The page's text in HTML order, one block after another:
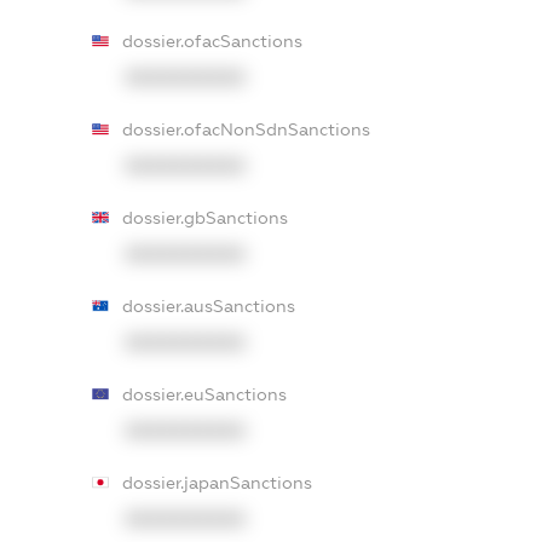
dossier.ofacSanctions
dossier.ofacNonSdnSanctions
dossier.gbSanctions
dossier.ausSanctions
dossier.euSanctions
dossier.japanSanctions